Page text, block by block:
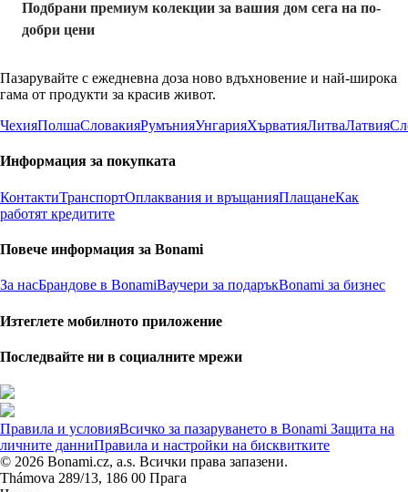
Подбрани премиум колекции за вашия дом сега на по-
добри цени
Пазарувайте с ежедневна доза ново вдъхновение и най-широка
гама от продукти за красив живот.
ЧехияПолшаСловакияРумънияУнгарияХърватияЛитваЛатвия
Информация за покупката
КонтактиТранспортОплаквания и връщанияПлащанеКак
работят кредитите
Повече информация за Bonami
За насБрандове в BonamiВаучери за подаръкBonami за бизнес
Изтеглете мобилното приложение
Последвайте ни в социалните мрежи
Правила и условияВсичко за пазаруването в Bonami Защита на
личните данниПравила и настройки на бисквитките
© 2026 Bonami.cz, a.s. Всички права запазени.
Thámova 289/13, 186 00 Прага